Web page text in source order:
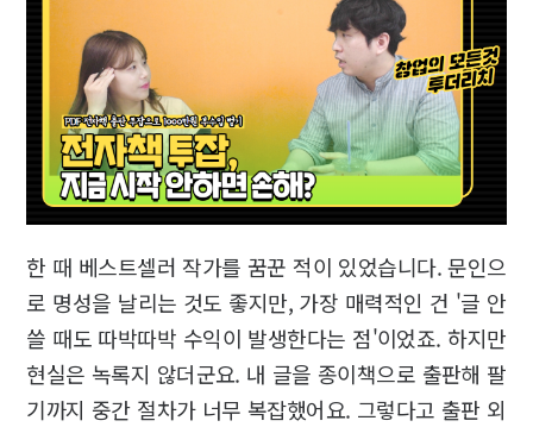
한 때 베스트셀러 작가를 꿈꾼 적이 있었습니다. 문인으
로 명성을 날리는 것도 좋지만, 가장 매력적인 건 '글 안
쓸 때도 따박따박 수익이 발생한다는 점'이었죠. 하지만
현실은 녹록지 않더군요. 내 글을 종이책으로 출판해 팔
기까지 중간 절차가 너무 복잡했어요. 그렇다고 출판 외